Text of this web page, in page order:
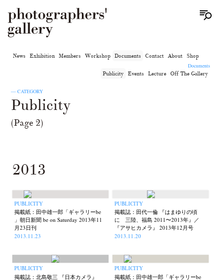
News Exhibition Members Workshop Documents Contact About
Shop
Documents
Publicity Events Lecture Off The Gallery
— CATEGORY
Publicity
(Page 2)
2013
PUBLICITY
掲載紙：田中雄一郎「ギャラリーbe
」朝日新聞 be on Saturday 2013年11
月23日刊
2013.11.23
PUBLICITY
掲載誌：田代一倫 『はまゆりの頃
に 三陸、福島 2011〜2013年』／
『アサヒカメラ』 2013年12月号
2013.11.20
PUBLICITY
掲載誌：北島敬三 『日本カメラ』
PUBLICITY
掲載紙：田中雄一郎「ギャラリーbe